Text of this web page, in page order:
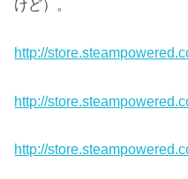
けど）。
http://
http://
http://